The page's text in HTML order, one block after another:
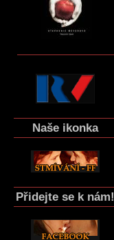
Naše ikonka
Přidejte se k nám!